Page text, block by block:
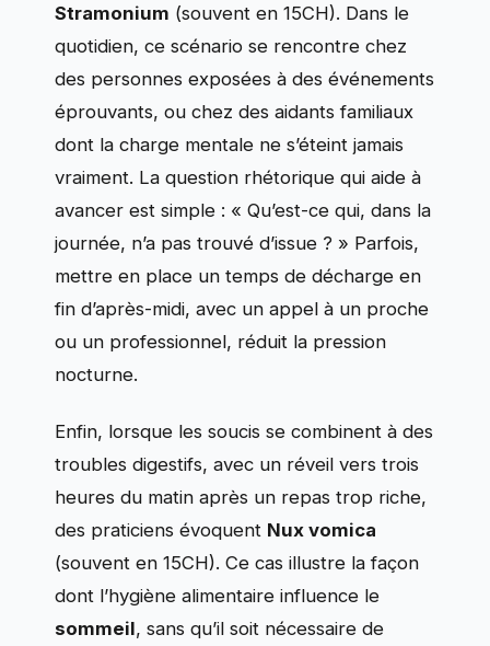
Stramonium (souvent en 15CH). Dans le
quotidien, ce scénario se rencontre chez
des personnes exposées à des événements
éprouvants, ou chez des aidants familiaux
dont la charge mentale ne s’éteint jamais
vraiment. La question rhétorique qui aide à
avancer est simple : « Qu’est-ce qui, dans la
journée, n’a pas trouvé d’issue ? » Parfois,
mettre en place un temps de décharge en
fin d’après-midi, avec un appel à un proche
ou un professionnel, réduit la pression
nocturne.
Enfin, lorsque les soucis se combinent à des
troubles digestifs, avec un réveil vers trois
heures du matin après un repas trop riche,
des praticiens évoquent Nux vomica
(souvent en 15CH). Ce cas illustre la façon
dont l’hygiène alimentaire influence le
sommeil, sans qu’il soit nécessaire de